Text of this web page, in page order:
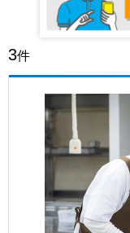
3件